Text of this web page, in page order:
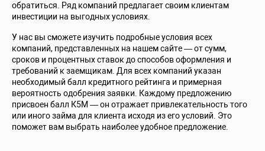
обратиться. Ряд компаний предлагает своим клиентам
инвестиции на выгодных условиях.
У нас вы сможете изучить подробные условия всех
компаний, представленных на нашем сайте — от сумм,
сроков и процентных ставок до способов оформления и
требований к заемщикам. Для всех компаний указан
необходимый балл кредитного рейтинга и примерная
вероятность одобрения заявки. Каждому предложению
присвоен балл К5М — он отражает привлекательность того
или иного займа для клиента исходя из его условий. Это
поможет вам выбрать наиболее удобное предложение.